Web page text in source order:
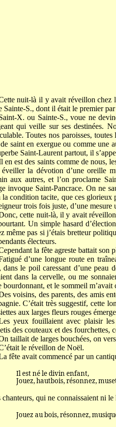
nuit-là il y avait réveillon chez
Sainte-S., dont il était le premier
X. ou Sainte-S., voue ne
qui veille sur ses destinées.
Toutes nos paroisses,
saint en exergue ou comme une
Saint-Laurent partout, il
en est des saints comme de nous,
la dévotion d’une oreille
aux autres, et l’on proclame
invoque Saint-Pancrace. On ne
la condition tacite, que ces glorieux
trois fois juste, d’une
cette nuit-là, il y avait
Un simple hasard
même pas si j’étais bretteur
électeurs.
la fête agreste battait
d’une longue route en
dans le poil caressant d’une peau
dans la cervelle, ou me
bourdonnant, et le sommeil
voisins, des parents, des amis
C’était très suggestif, cette
aux larges fleurs rouges
yeux fouillaient avec plaisir les
des couteaux et des fourchettes,
taillait de larges bouchées, on
le réveillon de Noël.
fête avait commencé par un
Il est né le divin enfant,
Jouez, hautbois, résonnez,
chanteurs, qui ne connaissaient ni
Jouez au bois, résonnez,